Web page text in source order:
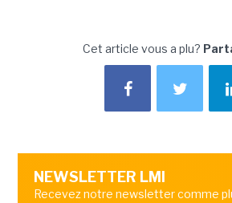
Cet article vous a plu?
NEWSLETTER LMI
Recevez notre newsletter comme